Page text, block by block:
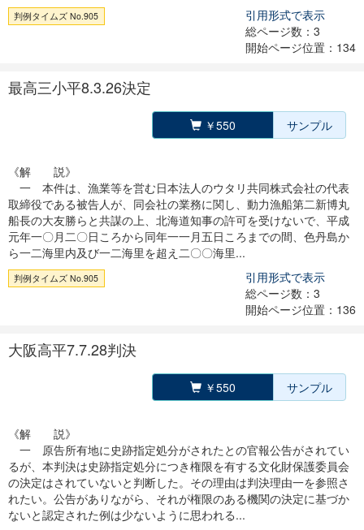
判例タイムズ No.905
引用形式で表示
総ページ数：3
開始ページ位置：134
最高三小平8.3.26決定
￥550 サンプル
《解 説》
一 本件は、漁業等を営む日本法人のウタリ共同株式会社の代表
取締役である被告人が、同会社の業務に関し、動力漁船第二新博丸
船長の大友勝らと共謀の上、北海道知事の許可を受けないで、平成
元年一〇月二〇日ころから同年一一月五日ころまでの間、色丹島か
ら一二海里内及び一二海里を超え二〇〇海里...
判例タイムズ No.905
引用形式で表示
総ページ数：3
開始ページ位置：136
大阪高平7.7.28判決
￥550 サンプル
《解 説》
一 原告所有地に史跡指定処分がされたとの官報公告がされてい
るが、本判決は史跡指定処分につき権限を有する文化財保護委員会
の決定はされていないと判断した。その理由は判決理由一を参照さ
れたい。公告がありながら、それが権限のある機関の決定に基づか
ないと認定された例は少ないように思われる...